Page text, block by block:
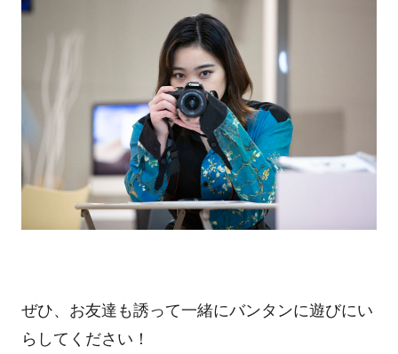
ぜひ、お友達も誘って一緒にバンタンに遊びにい
らしてください！